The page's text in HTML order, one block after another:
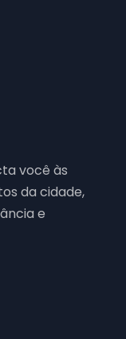
você às
da cidade,
e